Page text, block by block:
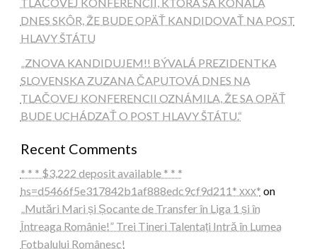
TLAČOVEJ KONFERENCII, KTORÁ SA KONALA
DNES SKÔR, ŽE BUDE OPÄŤ KANDIDOVAŤ NA POST
HLAVY ŠTÁTU
„ZNOVA KANDIDUJEM!! BÝVALÁ PREZIDENTKA
SLOVENSKA ZUZANA ČAPUTOVÁ DNES NA
TLAČOVEJ KONFERENCII OZNÁMILA, ŽE SA OPÄŤ
BUDE UCHÁDZAŤ O POST HLAVY ŠTÁTU.“
Recent Comments
* * * $3,222 deposit available * * *
hs=d5466f5e317842b1af888edc9cf9d211* ххх* on
„Mutări Mari și Șocante de Transfer în Liga 1 și în
Întreaga Românie!” Trei Tineri Talentați Intră în Lumea
Fotbalului Românesc!